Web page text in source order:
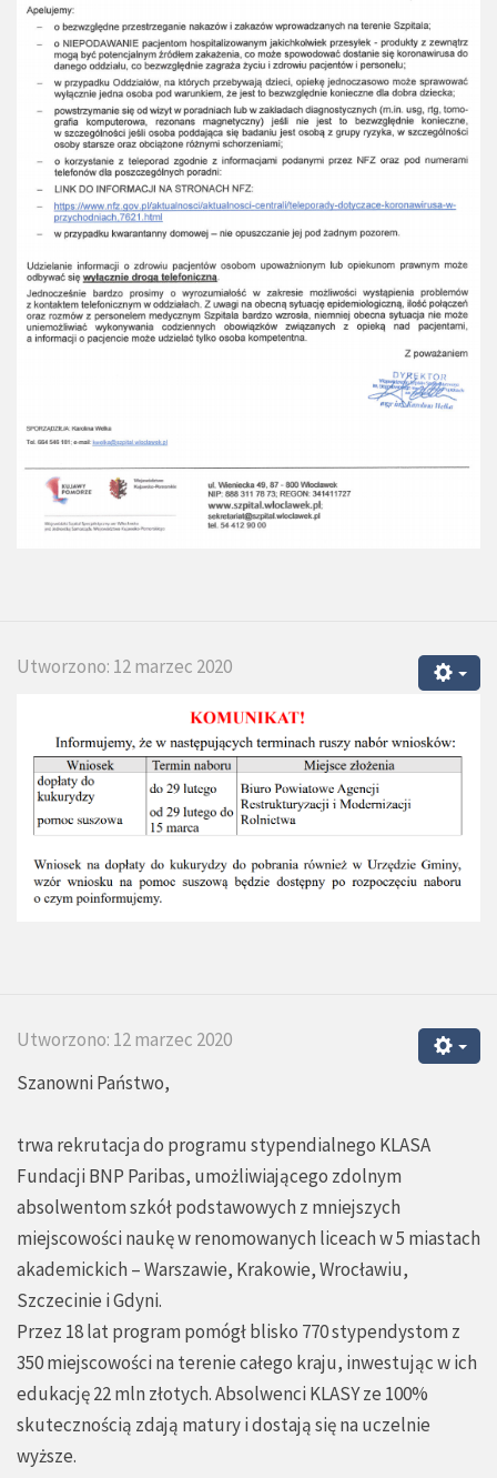
Utworzono: 12 marzec 2020
Utworzono: 12 marzec 2020
Szanowni Państwo,
trwa rekrutacja do programu stypendialnego KLASA
Fundacji BNP Paribas, umożliwiającego zdolnym
absolwentom szkół podstawowych z mniejszych
miejscowości naukę w renomowanych liceach w 5 miastach
akademickich – Warszawie, Krakowie, Wrocławiu,
Szczecinie i Gdyni.
Przez 18 lat program pomógł blisko 770 stypendystom z
350 miejscowości na terenie całego kraju, inwestując w ich
edukację 22 mln złotych. Absolwenci KLASY ze 100%
skutecznością zdają matury i dostają się na uczelnie
wyższe.